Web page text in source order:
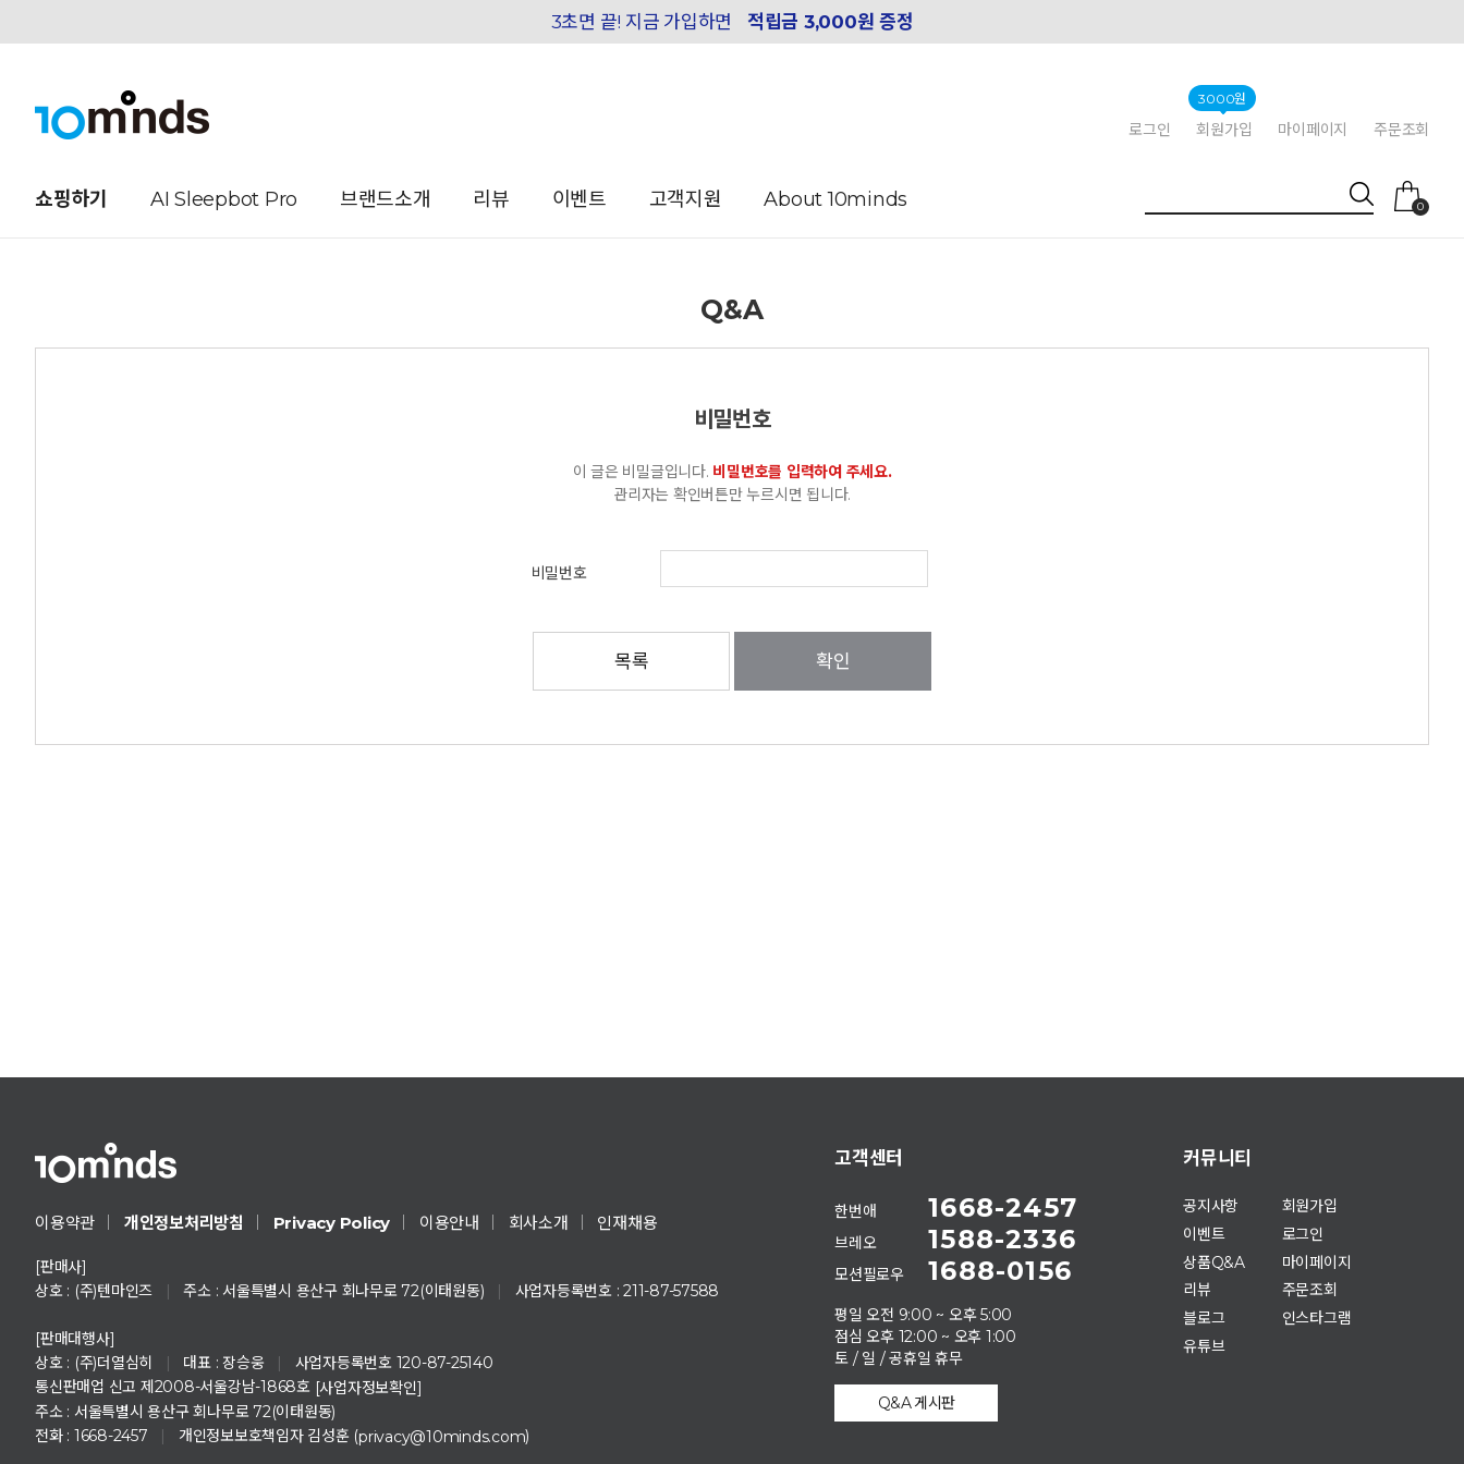
3초면 끝! 지금 가입하면 적립금 3,000원 증정
로그인 회원가입
3000원
마이페이지 주문조회
쇼핑하기 AI Sleepbot Pro 브랜드소개 리뷰 이벤트 고객지원 About 10minds 0
Q&A
비밀번호
이 글은 비밀글입니다. 비밀번호를 입력하여 주세요.
관리자는 확인버튼만 누르시면 됩니다.
비밀번호
목록 확인
이용약관 개인정보처리방침 Privacy Policy 이용안내 회사소개 인재채용
[판매사]
상호 : (주)텐마인즈
| 주소 : 서울특별시 용산구 회나무로 72(이태원동) | 사업자등록번호 : 211-87-57588
[판매대행사]
상호 : (주)더열심히
| 대표 : 장승웅 |
사업자등록번호 120-87-25140
통신판매업 신고 제2008-서울강남-1868호 [사업자정보확인]
주소 : 서울특별시 용산구 회나무로 72(이태원동)
전화 : 1668-2457
개인정보보호책임자 김성훈 (privacy@10minds.com)
고객센터
한번애 1668-2457
브레오 1588-2336
모션필로우 1688-0156
평일 오전 9:00 ~ 오후 5:00
점심 오후 12:00 ~ 오후 1:00
토 / 일 / 공휴일 휴무
Q&A 게시판
커뮤니티
공지사항
이벤트
상품Q&A
리뷰
블로그
유튜브
회원가입
로그인
마이페이지
주문조회
인스타그램